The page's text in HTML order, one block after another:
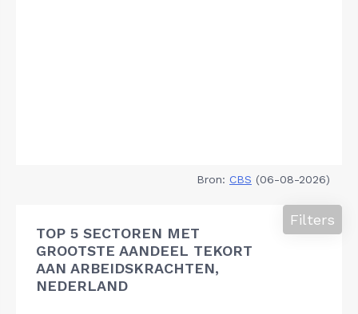
Bron: CBS (06-08-2026)
TOP 5 SECTOREN MET
GROOTSTE AANDEEL TEKORT
AAN ARBEIDSKRACHTEN,
NEDERLAND
Filters